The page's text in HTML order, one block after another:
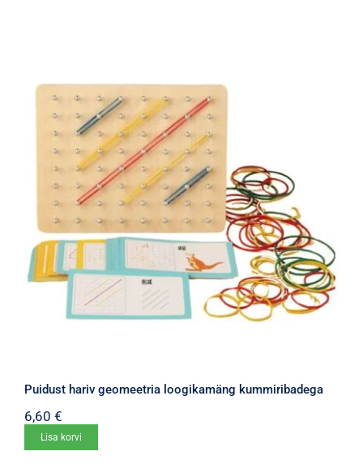
Puidust hariv geomeetria loogikamäng kummiribadega
6,60 €
Lisa korvi